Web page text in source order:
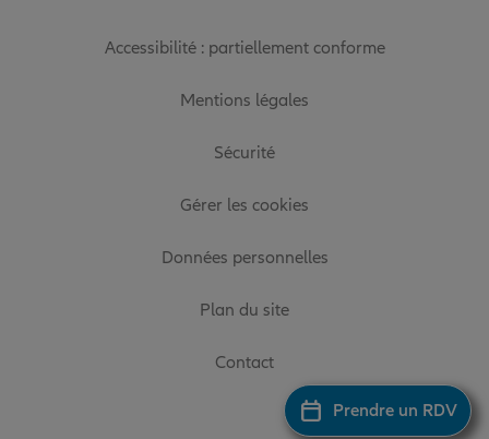
Prendre un RDV
Accessibilité : partiellement conforme
Mentions légales
Sécurité
Gérer les cookies
Données personnelles
Plan du site
Contact